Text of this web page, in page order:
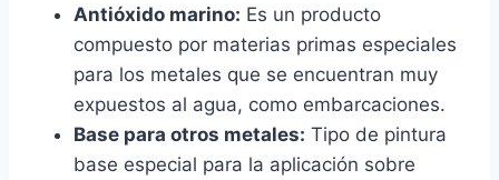
Antióxido marino: Es un producto
compuesto por materias primas especiales
para los metales que se encuentran muy
expuestos al agua, como embarcaciones.
Base para otros metales: Tipo de pintura
base especial para la aplicación sobre